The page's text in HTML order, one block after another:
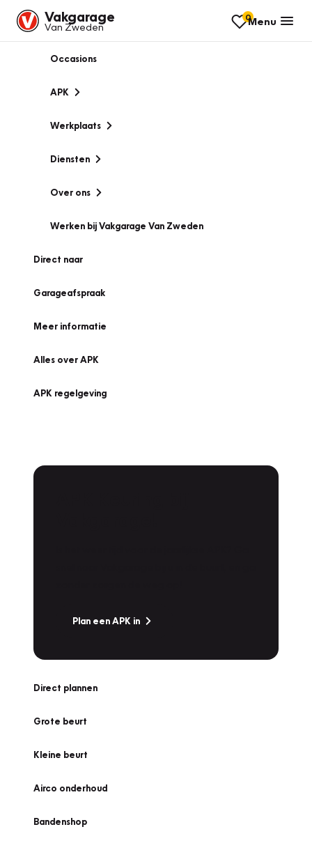
Vakgarage
Van Zweden
0Menu
Occasions
APK
Werkplaats
Diensten
Over ons
Werken bij Vakgarage Van Zweden
Direct naar
Garageafspraak
Meer informatie
Alles over APK
APK regelgeving
Plan een APK in
Direct plannen
Grote beurt
Kleine beurt
Airco onderhoud
Bandenshop